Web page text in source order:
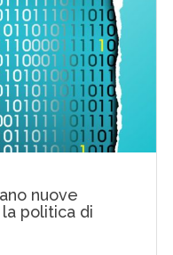
nuove
politica di